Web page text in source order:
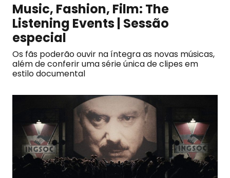
Music, Fashion, Film: The
Listening Events | Sessão
especial
Os fãs poderão ouvir na íntegra as novas músicas,
além de conferir uma série única de clipes em
estilo documental